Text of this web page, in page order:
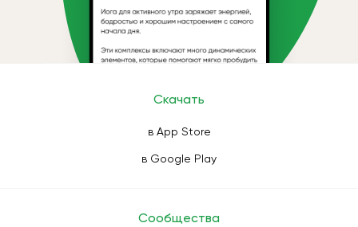
Скачать
в App Store
в Google Play
Сообщества